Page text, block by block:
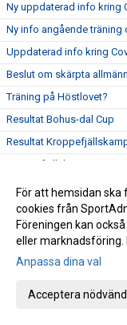
Ny uppdaterad info kring
Ny info angående träning
Uppdaterad info kring
Beslut om skärpta
Träning på Höstlovet?
Resultat Bohus-dal Cup
Resultat
Kroppefjällskampen,
Inställd träning Knatte och
Kenny Kling på besök i
Stort Grattis till nya grader!
Lyckad gradering i
Terminsstart HT-20 och lite
För att hemsidan
cookies från
Föreningen kan
eller marknadsföring.
Anpassa dina val
Acceptera